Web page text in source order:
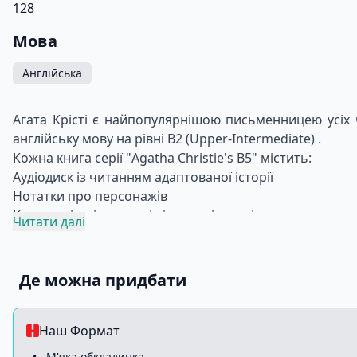
128
Мова
Англійська
Агата Крісті є найпопулярнішою письменницею
англійську мову на рівні B2 (Upper-Intermediate) .
Кожна книга серії "Agatha Christie's B5" містить:
Аудіодиск із читанням адаптованої історії
Нотатки про персонажів
Культурні та історичні відомості, що відносяться до
Словник складних слів
Pretty, young Anne Beddingfeld comes to London
The police think the death was an accident. But
determined to bring the mysterious killer to justice.
Anne's adventure takes her on a cruise ship all the way
Читати далі
Де можна придбати
Наш Формат